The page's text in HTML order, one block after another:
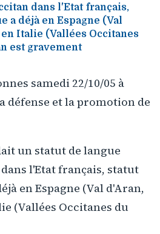
dans l'Etat français,
a déjà en Espagne (Val
Italie (Vallées Occitanes
est gravement
samedi 22/10/05 à
défense et la promotion de
un statut de langue
l'Etat français, statut
en Espagne (Val d'Aran,
(Vallées Occitanes du